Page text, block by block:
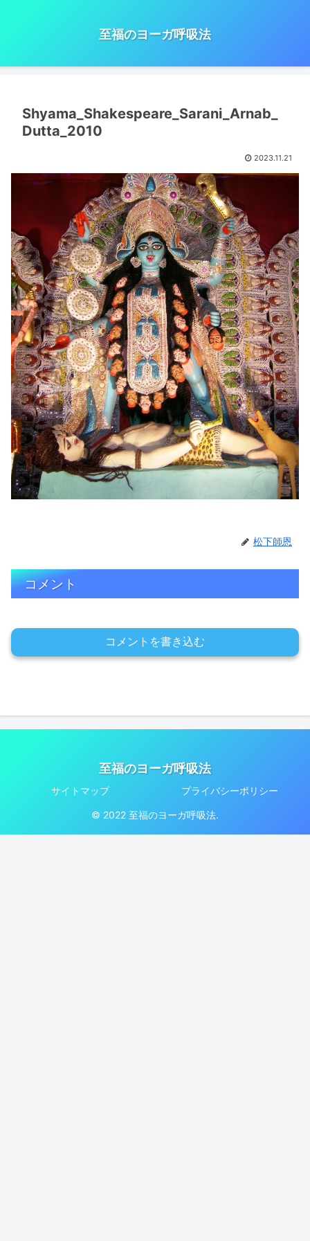
至福のヨーガ呼吸法
Shyama_Shakespeare_Sarani_Arnab_
Dutta_2010
2023.11.21
松下師恩
コメント
コメントを書き込む
至福のヨーガ呼吸法
サイトマップ プライバシーポリシー
© 2022 至福のヨーガ呼吸法.